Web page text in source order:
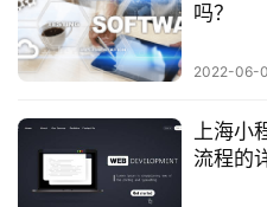
吗？
2022-06-
上海小
流程的